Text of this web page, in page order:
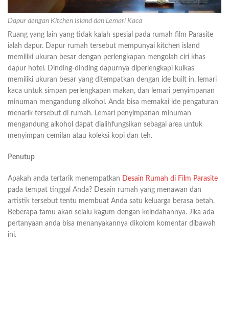
Dapur dengan Kitchen Island dan Lemari Kaca
Ruang yang lain yang tidak kalah spesial pada rumah film Parasite
ialah dapur. Dapur rumah tersebut mempunyai kitchen island
memiliki ukuran besar dengan perlengkapan mengolah ciri khas
dapur hotel. Dinding-dinding dapurnya diperlengkapi kulkas
memiliki ukuran besar yang ditempatkan dengan ide built in, lemari
kaca untuk simpan perlengkapan makan, dan lemari penyimpanan
minuman mengandung alkohol. Anda bisa memakai ide pengaturan
menarik tersebut di rumah. Lemari penyimpanan minuman
mengandung alkohol dapat dialihfungsikan sebagai area untuk
menyimpan cemilan atau koleksi kopi dan teh.
Penutup
Apakah anda tertarik menempatkan Desain Rumah di Film Parasite
pada tempat tinggal Anda? Desain rumah yang menawan dan
artistik tersebut tentu membuat Anda satu keluarga berasa betah.
Beberapa tamu akan selalu kagum dengan keindahannya. Jika ada
pertanyaan anda bisa menanyakannya dikolom komentar dibawah
ini.